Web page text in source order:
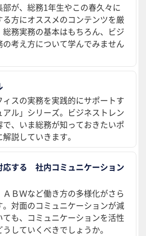
部が、総務1年生やこの春久々に
方にオススメのコンテンツを厳
務実務の基本はもちろん、ビジ
考え方について学んでみません
スの実務を実践的にサポートす
ル」シリーズ。ビジネストレン
で、いま総務が知っておきたいポ
説していきます。
応する 社内コミュニケーション
ＡＢＷなど働き方の多様化がさら
。対面のコミュニケーションが減
も、コミュニケーションを活性
していくべきでしょうか。